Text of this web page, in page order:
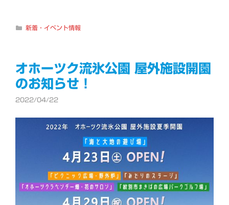
カ
ー
新着・イベント情報
オホーツク流氷公園 屋外施設開園
のお知らせ！
2022/04/22